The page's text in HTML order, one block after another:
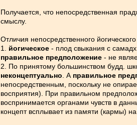
Получается, что непосредственная
смыслу.
Отличия непосредственного
1. йогическое - плод свыкания с
правильное предположение - не
2. По принятому большинством будд.
неконцептуально . А правильное
непосредственным, поскольку не
восприятия). При правильном
воспринимается органами чувств в
концепт всплывает из памяти (кармы)